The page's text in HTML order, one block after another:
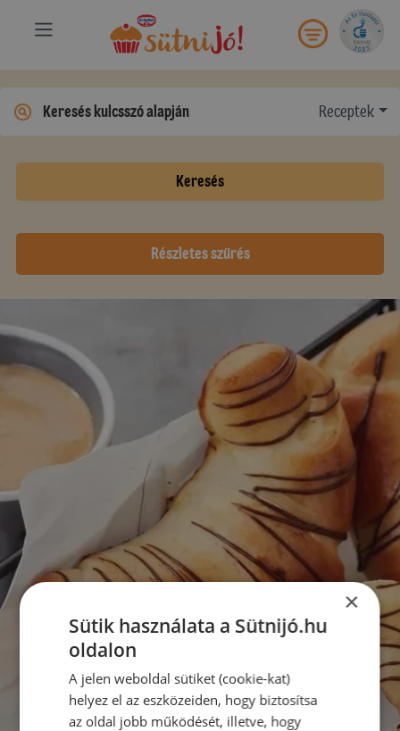
Receptek
Keresés
Részletes szűrés
×
Sütik használata a Sütnijó.hu
oldalon
A jelen weboldal sütiket (cookie-kat)
helyez el az eszközeiden, hogy biztosítsa
az oldal jobb működését, illetve, hogy